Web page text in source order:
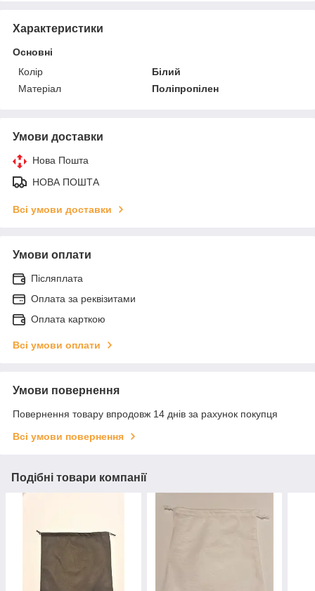
Характеристики
Основні
Колір
Білий
Матеріал
Поліпропілен
Умови доставки
Нова Пошта
НОВА ПОШТА
Всі умови доставки
Умови оплати
Післяплата
Оплата за реквізитами
Оплата карткою
Всі умови оплати
Умови повернення
Повернення товару впродовж 14 днів за рахунок покупця
Всі умови повернення
Подібні товари компанії